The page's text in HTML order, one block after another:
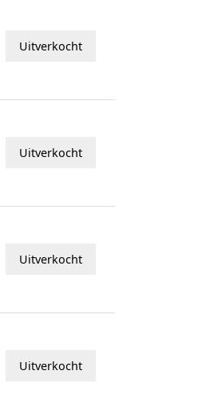
Uitverkocht
Uitverkocht
Uitverkocht
Uitverkocht